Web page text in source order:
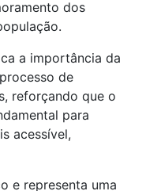
dos
a importância da
de
reforçando que o
para
acessível,
e representa uma